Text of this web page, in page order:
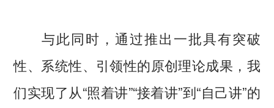
与此同时，通过推出一批具有突破
性、系统性、引领性的原创理论成果，我
们实现了从“照着讲”“接着讲”到“自己讲”的